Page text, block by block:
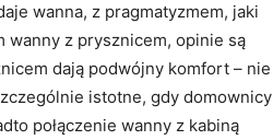
wanna, z pragmatyzmem, jaki
wanny z prysznicem, opinie są
dają podwójny komfort – nie
istotne, gdy domownicy
połączenie wanny z kabiną